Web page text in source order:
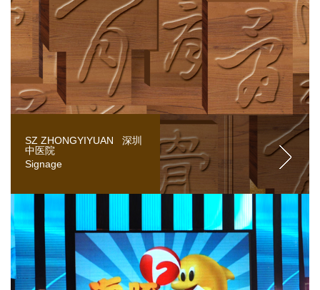
SZ ZHONGYIYUAN 深圳
中医院
Signage